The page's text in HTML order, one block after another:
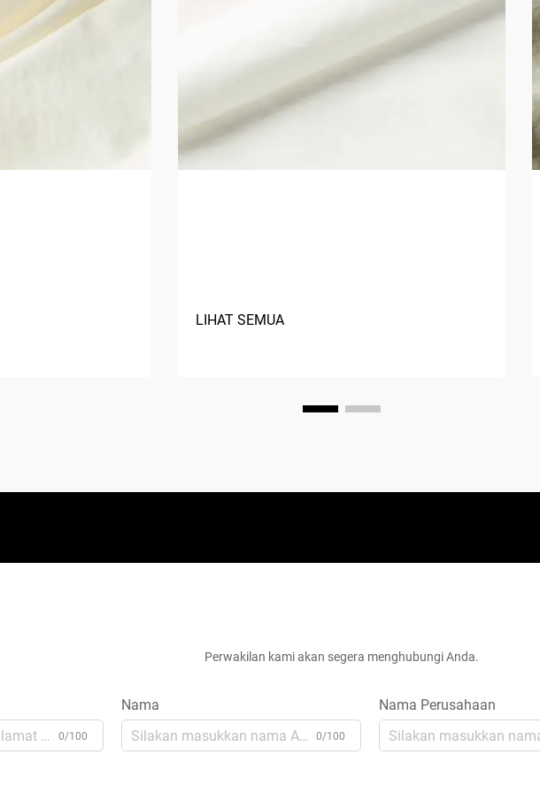
LIHAT SEMUA
Perwakilan kami akan segera menghubungi Anda.
0/100
Nama
0/100
Nama Perusahaan